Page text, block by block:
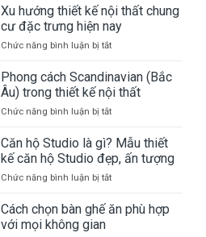
(Đông
Dương)
phong
cách
thiết
kế
thất
được
đoán
mưa
làm
2023
Xu hướng thiết kế nội thất chung
cư đặc trưng hiện nay
Chức năng bình luận bị tắtở
hướng
thiết
kế
nội
chung
cư
đặc
trưng
nay
Phong cách Scandinavian (Bắc
Âu) trong thiết kế nội thất
Chức năng bình luận bị tắtở
cách
Scandinavian
(Bắc
Âu)
thiết
Căn hộ Studio là gì? Mẫu thiết
kế căn hộ Studio đẹp, ấn tượng
Chức năng bình luận bị tắtở
hộ
Studio
Cách chọn bàn ghế ăn phù hợp
với mọi không gian